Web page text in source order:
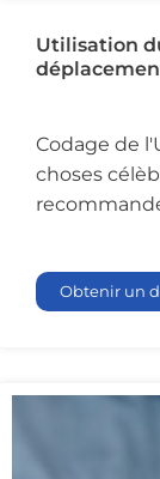
Utilisation
Codage de
choses
Obtenir un